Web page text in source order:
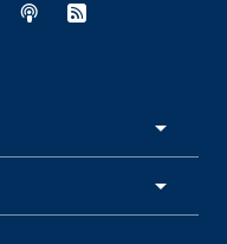
in nuova finestra
in nuova finestra
- Apertura in
esterno - Apertura in
- Sito esterno -
- Sito esterno -
Spreaker - Sito
Feed RSS -